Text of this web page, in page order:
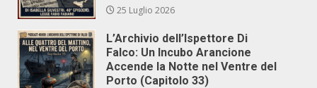
25 Luglio 2026
L’Archivio dell’Ispettore Di
Falco: Un Incubo Arancione
Accende la Notte nel Ventre del
Porto (Capitolo 33)